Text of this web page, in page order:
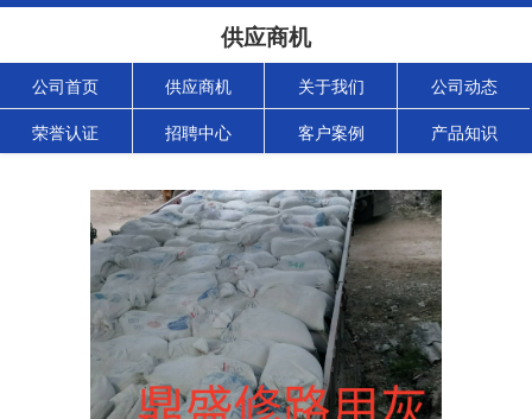
供应商机
公司首页 供应商机 关于我们 公司动态
荣誉认证 招聘中心 客户案例 产品知识